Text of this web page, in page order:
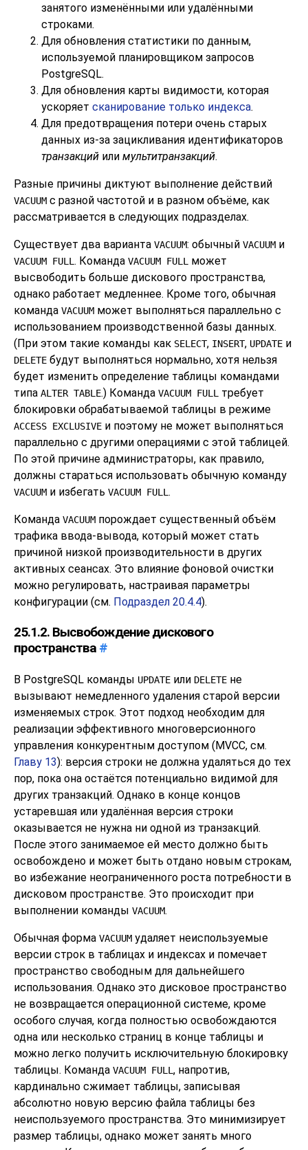
занятого изменёнными или удалёнными
строками.
Для обновления статистики по данным,
используемой планировщиком запросов
PostgreSQL.
Для обновления карты видимости, которая
ускоряет сканирование только индекса.
Для предотвращения потери очень старых
данных из-за зацикливания идентификаторов
транзакций или мультитранзакций.
Разные причины диктуют выполнение действий
VACUUM с разной частотой и в разном объёме, как
рассматривается в следующих подразделах.
Существует два варианта VACUUM: обычный VACUUM и
VACUUM FULL . Команда VACUUM FULL
может
высвободить больше дискового пространства,
однако работает медленнее. Кроме того, обычная
команда VACUUM может выполняться параллельно с
использованием производственной базы данных.
(При этом такие команды как SELECT, INSERT, UPDATE и
DELETE будут выполняться нормально, хотя нельзя
будет изменить определение таблицы командами
типа ALTER TABLE.) Команда VACUUM FULL
требует
блокировки обрабатываемой таблицы в режиме
ACCESS EXCLUSIVE и поэтому не может выполняться
параллельно с другими операциями с этой таблицей.
По этой причине администраторы, как правило,
должны стараться использовать обычную команду
VACUUM и избегать VACUUM FULL .
Команда VACUUM порождает существенный объём
трафика ввода-вывода, который может стать
причиной низкой производительности в других
активных сеансах. Это влияние фоновой очистки
можно регулировать, настраивая параметры
конфигурации (см. Подраздел 20.4.4).
25.1.2. Высвобождение дискового
пространства #
В PostgreSQL команды UPDATE или DELETE не
вызывают немедленного удаления старой версии
изменяемых строк. Этот подход необходим для
реализации эффективного многоверсионного
управления конкурентным доступом ( MVCC, см.
Главу 13): версия строки не должна удаляться до тех
пор, пока она остаётся потенциально видимой для
других транзакций. Однако в конце концов
устаревшая или удалённая версия строки
оказывается не нужна ни одной из транзакций.
После этого занимаемое ей место должно быть
освобождено и может быть отдано новым строкам,
во избежание неограниченного роста потребности в
дисковом пространстве. Это происходит при
выполнении команды VACUUM.
Обычная форма VACUUM удаляет неиспользуемые
версии строк в таблицах и индексах и помечает
пространство свободным для дальнейшего
использования. Однако это дисковое пространство
не возвращается операционной системе, кроме
особого случая, когда полностью освобождаются
одна или несколько страниц в конце таблицы и
можно легко получить исключительную блокировку
таблицы. Команда VACUUM FULL, напротив,
кардинально сжимает таблицы, записывая
абсолютно новую версию файла таблицы без
неиспользуемого пространства. Это минимизирует
размер таблицы, однако может занять много